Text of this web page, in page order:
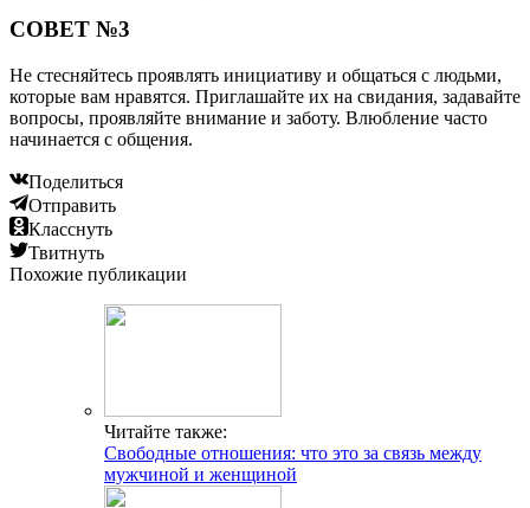
СОВЕТ №3
Не стесняйтесь проявлять инициативу и общаться с людьми,
которые вам нравятся. Приглашайте их на свидания, задавайте
вопросы, проявляйте внимание и заботу. Влюбление часто
начинается с общения.
Поделиться
Отправить
Класснуть
Твитнуть
Похожие публикации
Читайте также:
Свободные отношения: что это за связь между
мужчиной и женщиной